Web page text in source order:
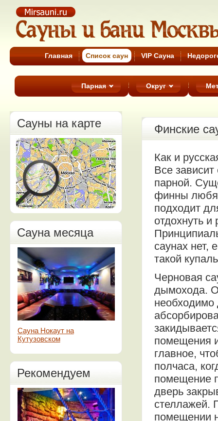
Cауны Москвы
Главная Список cаун VIP Сауна
Парная Округ
Сауны на карте
Сауна месяца
Сауна Нокаут на
Кутузовском
Рекомендуем
Финские
Как и
Все
парной.
финны
подходит
отдохнуть и
саунах нет,
такой
Черновая
дымохода.
необходимо
помещения
главное,
полчаса,
помещение
дверь
стеллажей.
помещении